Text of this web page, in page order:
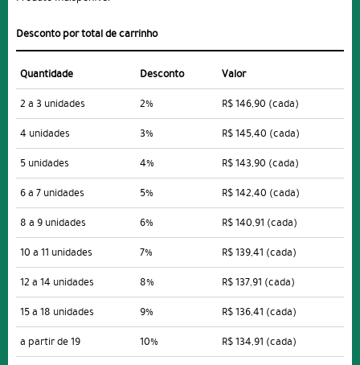
Desconto por total de carrinho
Quantidade Desconto
Valor
2 a 3 unidades
2% R$ 146,90 (cada)
4 unidades
3% R$ 145,40 (cada)
5 unidades
4% R$ 143,90 (cada)
6 a 7 unidades
5% R$ 142,40 (cada)
8 a 9 unidades
6% R$ 140,91 (cada)
10 a 11 unidades
7% R$ 139,41 (cada)
12 a 14 unidades
8% R$ 137,91 (cada)
15 a 18 unidades
9% R$ 136,41 (cada)
a partir de 19
10% R$ 134,91 (cada)